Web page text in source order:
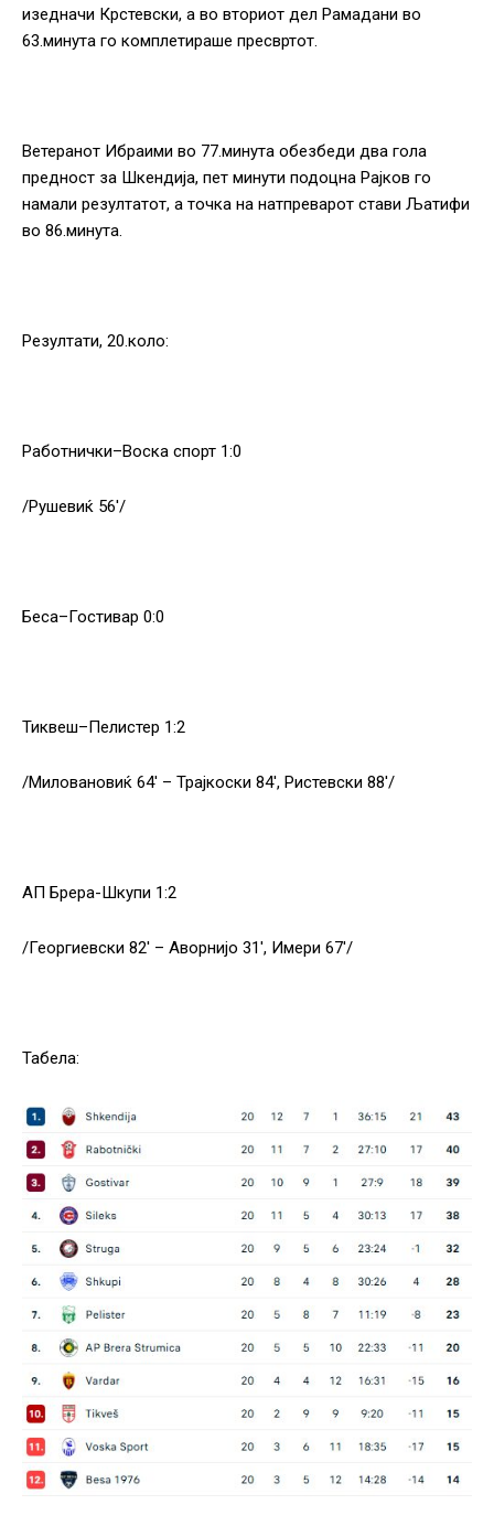
изедначи Крстевски, а во вториот дел Рамадани во
63.минута го комплетираше пресвртот.
Ветеранот Ибраими во 77.минута обезбеди два гола
предност за Шкендија, пет минути подоцна Рајков го
намали резултатот, а точка на натпреварот стави Љатифи
во 86.минута.
Резултати, 20.коло:
Работнички–Воска спорт 1:0
/Рушевиќ 56′/
Беса–Гостивар 0:0
Тиквеш–Пелистер 1:2
/Миловановиќ 64′ – Трајкоски 84′, Ристевски 88′/
АП Брера-Шкупи 1:2
/Георгиевски 82′ – Аворнијо 31′, Имери 67′/
Табела: